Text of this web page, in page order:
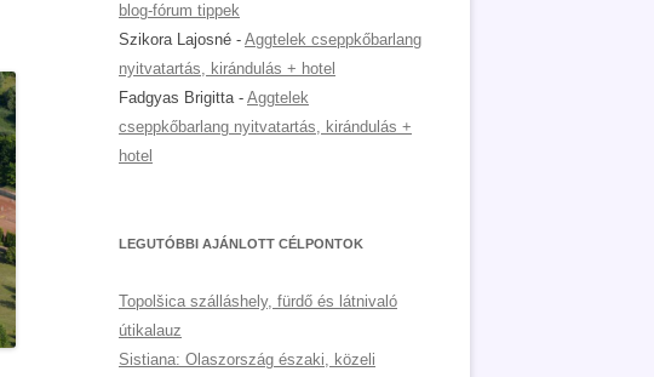
blog-fórum tippek
Szikora Lajosné - Aggtelek cseppkőbarlang
nyitvatartás, kirándulás + hotel
Fadgyas Brigitta- Aggtelek
cseppkőbarlang nyitvatartás, kirándulás +
hotel
LEGUTÓBBI AJÁNLOTT CÉLPONTOK
Topolšica szálláshely, fürdő és látnivaló
útikalauz
Sistiana: Olaszország északi, közeli